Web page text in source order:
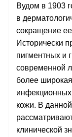
Вудом в 1903
в
сокращение
Исторически
пигментных и
современной
более
инфекционных
кожи. В данной
клинической